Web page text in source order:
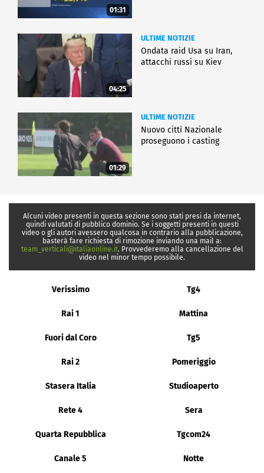
01:31
04:25
ULTIME NOTIZIE
Ondata raid Usa su Iran,
attacchi russi su Kiev
01:29
ULTIME NOTIZIE
Nuovo cittì Nazionale
proseguono i casting
Alcuni video presenti in questa sezione sono stati presi da internet,
quindi valutati di pubblico dominio. Se i soggetti presenti in questi
video o gli autori avessero qualcosa in contrario alla pubblicazione,
basterà fare richiesta di rimozione inviando una mail a:
team_verticali@italiaonline.it. Provvederemo alla cancellazione del
video nel minor tempo possibile.
Verissimo Tg4
Rai 1 Mattina
Fuori dal Coro Tg5
Rai 2 Pomeriggio
Stasera Italia Studioaperto
Rete 4 Sera
Quarta Repubblica Tgcom24
Canale 5 Notte